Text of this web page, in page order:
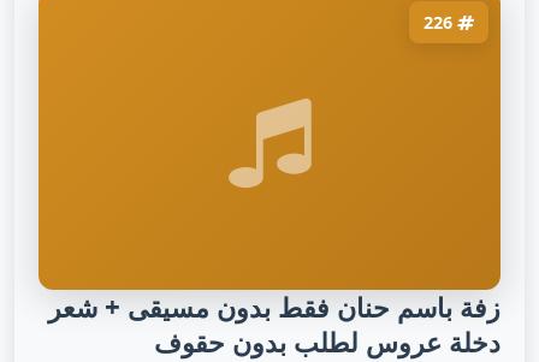
زفة باسم حنان فقط بدون مسيقى + شعر
دخلة عروس لطلب بدون حقوف